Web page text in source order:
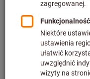
Cena za 1 Sztuka
plus podatek VAT w
Indywidualne ceny dla